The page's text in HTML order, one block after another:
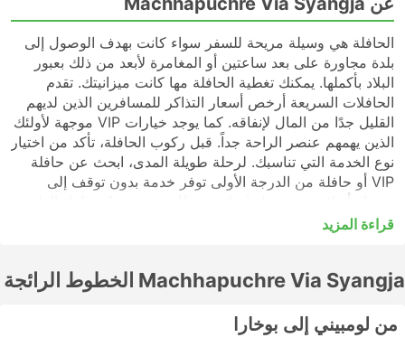
الحافلة هي وسيلة مريحة للسفر سواء كانت بهدف الوصول إلى
بلدة مجاورة على بعد ساعتين أو المغامرة لأبعد من ذلك بعبور
البلاد بأكملها. يمكنك تغطية الحافلة مها كانت ميزانيتك. تقدم
الحافلات السريعة أرخص أسعار التذاكر للمسافرين الذين لديهم
القليل جدًا من المال لإنفاقه. كما يوجد خيارات VIP موجهة لأولئك
الذين يهمهم عنصر الراحة جداً. قبل ركوب الحافلة، تأكد من اختيار
نوع الخدمة التي تناسبك. لرحلة طويلة المدى، ابحث عن حافلة
VIP أو حافلة من الدرجة الأولى توفر خدمة بدون توقف إلى
قد تكون الحافلات السريعة أو المحلية في كثير من الحالات خيارًا
العديد من الوجهات الطويلة المدى التي تخدمها الحافلات الليلية،
بالحجز عبر الإنترنت لتذكرة الحافلة الخاصة بك مع
قراءة المزيد
Machhapuchre Via Syangja الخطوط الرائجة
من لومبيني إلى بوخارا